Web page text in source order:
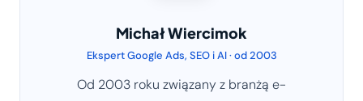
Michał Wiercimok
Ekspert Google Ads, SEO i AI · od 2003
Od 2003 roku związany z branżą e-